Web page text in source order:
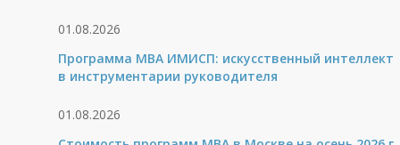
01.08.2026
Программа MBA ИМИСП: искусственный интеллект
в инструментарии руководителя
01.08.2026